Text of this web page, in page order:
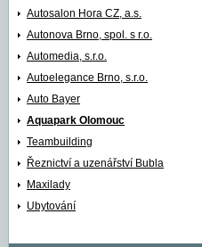
Autosalon Hora CZ, a.s.
Autonova Brno, spol. s r.o.
Automedia, s.r.o.
Autoelegance Brno, s.r.o.
Auto Bayer
Aquapark Olomouc
Teambuilding
Řeznictví a uzenářství Bubla
Maxilady
Ubytování